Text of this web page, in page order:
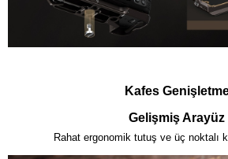
Kafes
Gelişmiş Arayüz
Rahat ergonomik tutuş ve üç noktalı